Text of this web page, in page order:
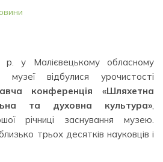
у Малієвецькому обласному
музеї відбулися урочистості
конференція «Шляхетна
та духовна культура»,
річниці заснування музею.
трьох десятків науковців і